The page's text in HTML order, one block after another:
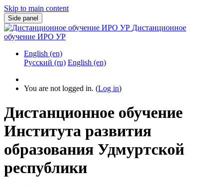
Skip to main content
Side panel
Дистанционное
обучение ИРО УР
English ‎(en)‎
Русский ‎(ru)‎ English ‎(en)‎
You are not logged in. (Log in)
Дистанционное обучение
Института развития
образования Удмуртской
республики